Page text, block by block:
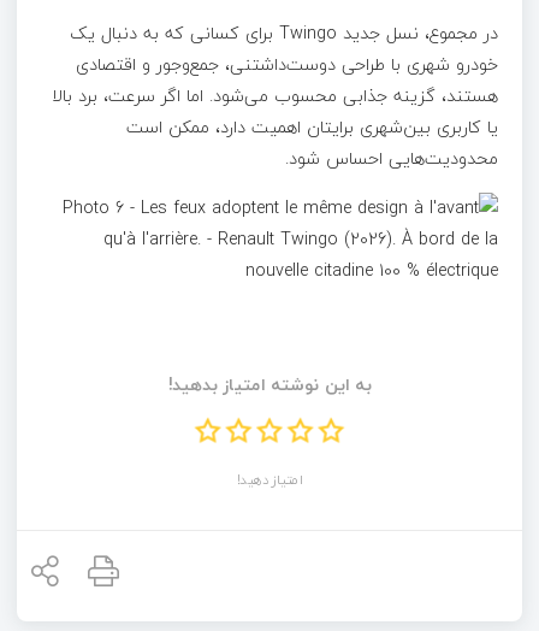
در مجموع، نسل جدید Twingo برای کسانی که به دنبال یک
خودرو شهری با طراحی دوست‌داشتنی، جمع‌وجور و اقتصادی
هستند، گزینه جذابی محسوب می‌شود. اما اگر سرعت، برد بالا
یا کاربری بین‌شهری برایتان اهمیت دارد، ممکن است
محدودیت‌هایی احساس شود.
به این نوشته امتیاز بدهید!
امتیاز دهید!